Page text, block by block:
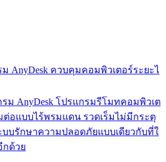
ม AnyDesk ควบคุมคอมพิวเตอร์ระยะไ
ม AnyDesk โปรแกรมรีโมทคอมพิวเต
ต่อแบบไร้พรมแดน รวดเร็มไม่มีกระตุ
บรักษาความปลอดภัยแบบเดียวกับที่ใ
กด้วย